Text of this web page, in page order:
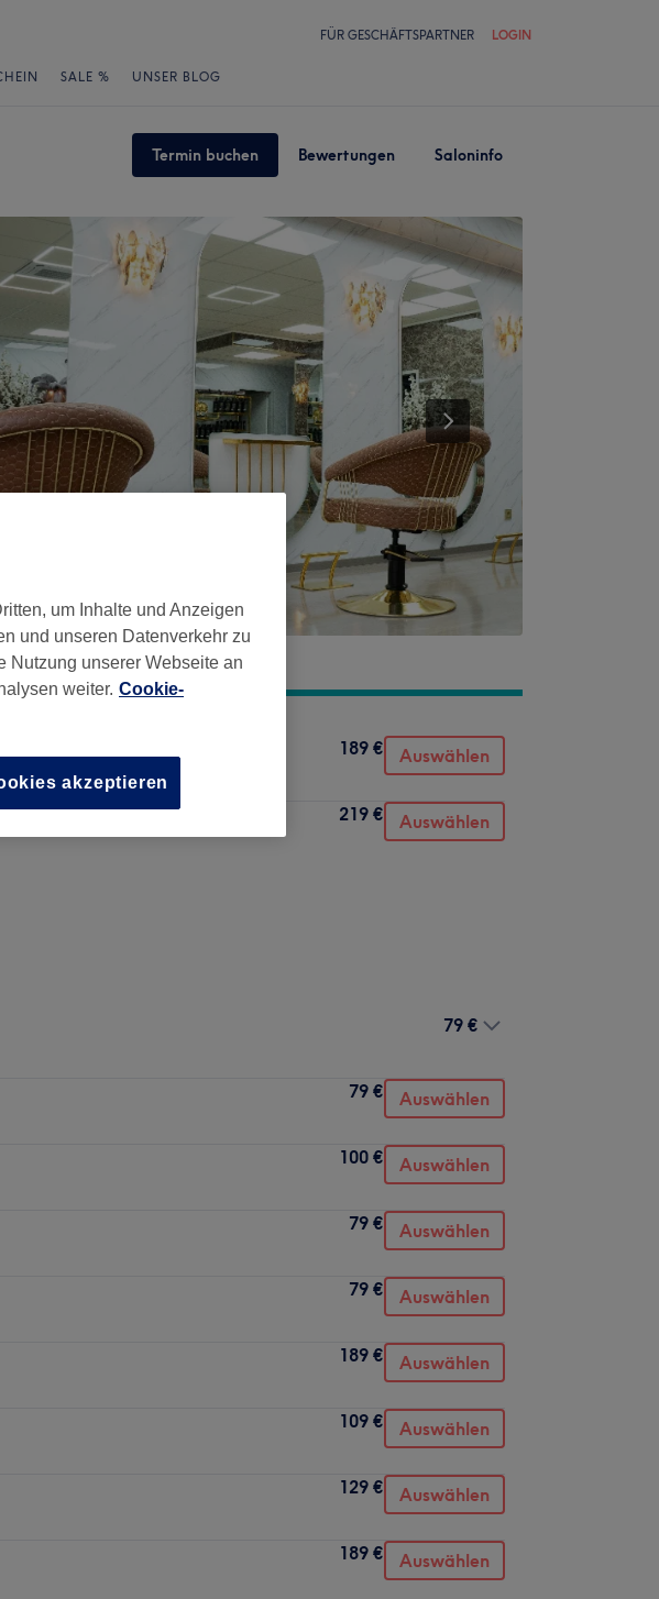
FÜR GESCHÄFTSPARTNER LOGIN
SALE % UNSER BLOG
Termin buchen Bewertungen Saloninfo
189 € Auswählen
219 € Auswählen
79 €
79 € Auswählen
100 € Auswählen
79 € Auswählen
79 € Auswählen
189 € Auswählen
109 € Auswählen
129 € Auswählen
189 € Auswählen
um Inhalte und Anzeigen
und unseren Datenverkehr zu
Nutzung unserer Webseite an
weiter. Cookie-
akzeptieren